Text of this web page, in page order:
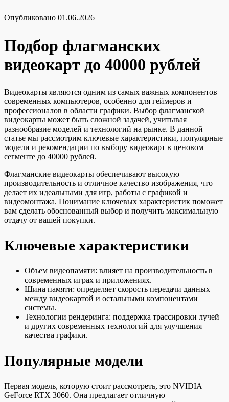
Опубликовано 01.06.2026
Подбор флагманских
видеокарт до 40000 рублей
Видеокарты являются одним из самых важных компонентов
современных компьютеров, особенно для геймеров и
профессионалов в области графики. Выбор флагманской
видеокарты может быть сложной задачей, учитывая
разнообразие моделей и технологий на рынке. В данной
статье мы рассмотрим ключевые характеристики, популярные
модели и рекомендации по выбору видеокарт в ценовом
сегменте до 40000 рублей.
Флагманские видеокарты обеспечивают высокую
производительность и отличное качество изображения, что
делает их идеальными для игр, работы с графикой и
видеомонтажа. Понимание ключевых характеристик поможет
вам сделать обоснованный выбор и получить максимальную
отдачу от вашей покупки.
Ключевые характеристики
Объем видеопамяти: влияет на производительность в
современных играх и приложениях.
Шина памяти: определяет скорость передачи данных
между видеокартой и остальными компонентами
системы.
Технологии рендеринга: поддержка трассировки лучей
и других современных технологий для улучшения
качества графики.
Популярные модели
Первая модель, которую стоит рассмотреть, это NVIDIA
GeForce RTX 3060. Она предлагает отличную